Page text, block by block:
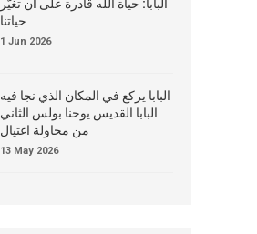
البابا: حياة الله قادرة على أن تغيّر
حياتنا
1 Jun 2026
البابا يركع في المكان الذي نجا فيه
البابا القديس يوحنا بولس الثاني
من محاولة اغتيال
13 May 2026